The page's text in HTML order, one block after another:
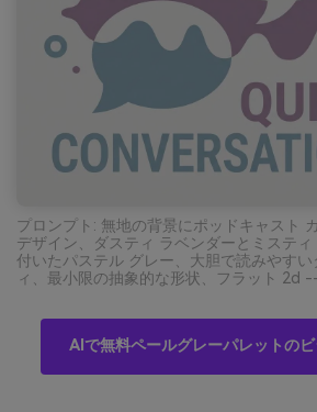
プロンプト: 無地の背景にポッドキャスト
デザイン、ダスティ ラベンダーとミステ
付いたパステル グレー、大胆で読みやす
ィ、最小限の抽象的な形状、フラット 2d
AIで無料ペールグレーパレットの